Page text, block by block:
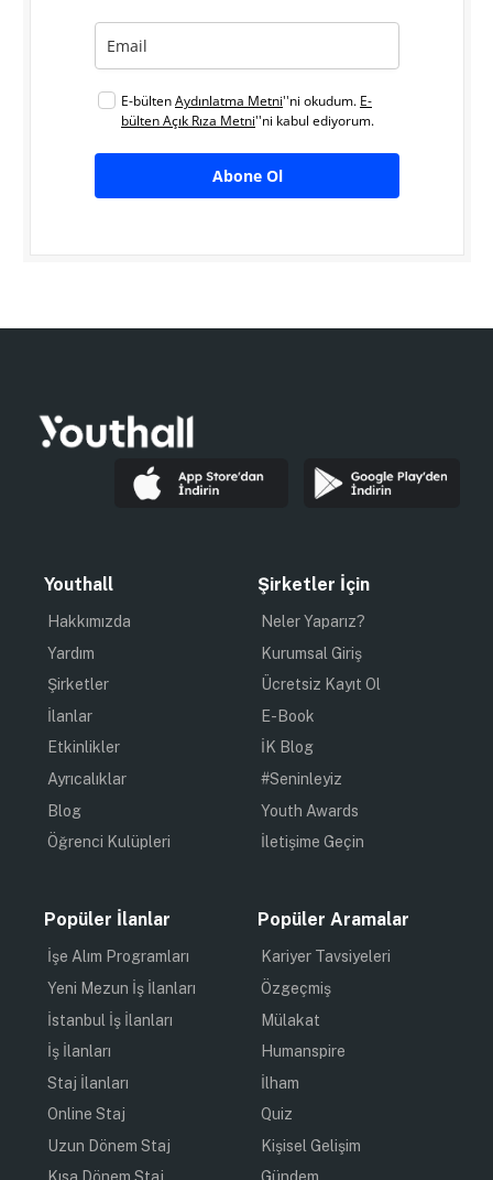
E-bültenAydınlatma Metni''ni okudum. E-
bülten Açık Rıza Metni''ni kabul ediyorum.
Abone Ol
Youthall
Hakkımızda
Yardım
Şirketler
İlanlar
Etkinlikler
Ayrıcalıklar
Blog
Öğrenci Kulüpleri
Şirketler İçin
Neler Yaparız?
Kurumsal Giriş
Ücretsiz Kayıt Ol
E-Book
İK Blog
#Seninleyiz
Youth Awards
İletişime Geçin
Popüler İlanlar
İşe Alım Programları
Yeni Mezun İş İlanları
İstanbul İş İlanları
İş İlanları
Staj İlanları
Online Staj
Uzun Dönem Staj
Popüler Aramalar
Kariyer Tavsiyeleri
Özgeçmiş
Mülakat
Humanspire
İlham
Quiz
Kişisel Gelişim